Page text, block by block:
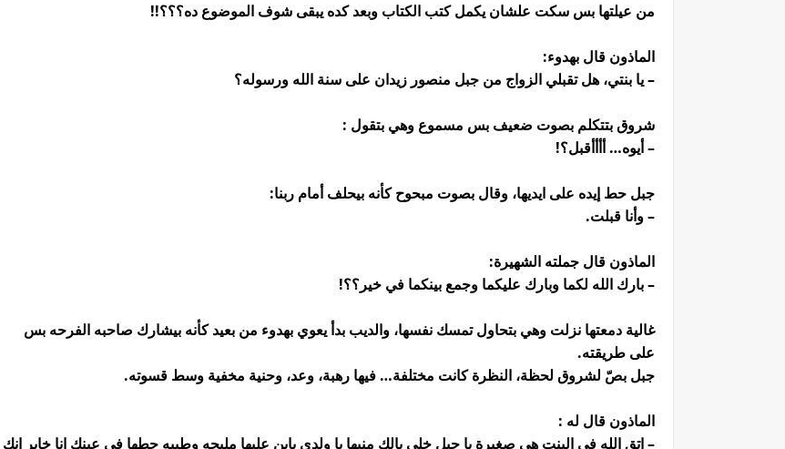
من عيلتها بس سكت علشان يكمل كتب الكتاب وبعد كده يبقى شوف الموضوع ده؟؟؟!!
الماذون قال بهدوء:
– يا بنتي، هل تقبلي الزواج من جبل منصور زيدان على سنة الله ورسوله؟
شروق بتتكلم بصوت ضعيف بس مسموع وهي بتقول :
– أيوه… أأأأقبل؟!
جبل حط إيده على ايديها، وقال بصوت مبحوح كأنه بيحلف أمام ربنا:
– وأنا قبلت.
الماذون قال جملته الشهيرة:
– بارك الله لكما وبارك عليكما وجمع بينكما في خير؟؟!
غالية دمعتها نزلت وهي بتحاول تمسك نفسها، والديب بدأ يعوي بهدوء من بعيد كأنه بيشارك صاحبه الفرحه بس
على طريقته.
جبل بصّ لشروق لحظة، النظرة كانت مختلفة… فيها رهبة، وعد، وحنية مخفية وسط قسوته.
الماذون قال له :
– اتقِ الله في البنت هي صغيرة يا جبل خلي بالك منيها يا ولدي باين عليها مليحه وطيبه حطها في عينك انا خابر انك